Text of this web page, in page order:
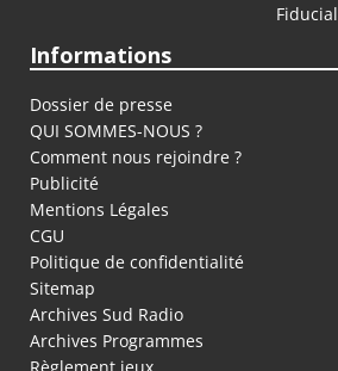
Fiducial
Informations
Dossier de presse
QUI SOMMES-NOUS ?
Comment nous rejoindre ?
Publicité
Mentions Légales
CGU
Politique de confidentialité
Sitemap
Archives Sud Radio
Archives Programmes
Règlement jeux